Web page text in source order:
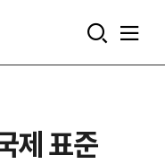
제 표준